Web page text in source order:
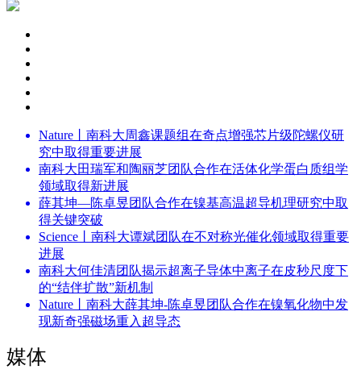
Nature丨南科大周鑫课题组在奇点增强芯片级陀螺仪研
究中取得重要进展
南科大田瑞军和陶丽芝团队合作在活体化学蛋白质组学
领域取得新进展
薛其坤—陈卓昱团队合作在镍基高温超导机理研究中取
得关键突破
Science丨南科大谭斌团队在不对称光催化领域取得重要
进展
南科大何佳清团队揭示超离子导体中离子在皮秒尺度下
的“结伴扩散”新机制
Nature丨南科大薛其坤-陈卓昱团队合作在镍氧化物中发
现新奇强磁场重入超导态
媒体